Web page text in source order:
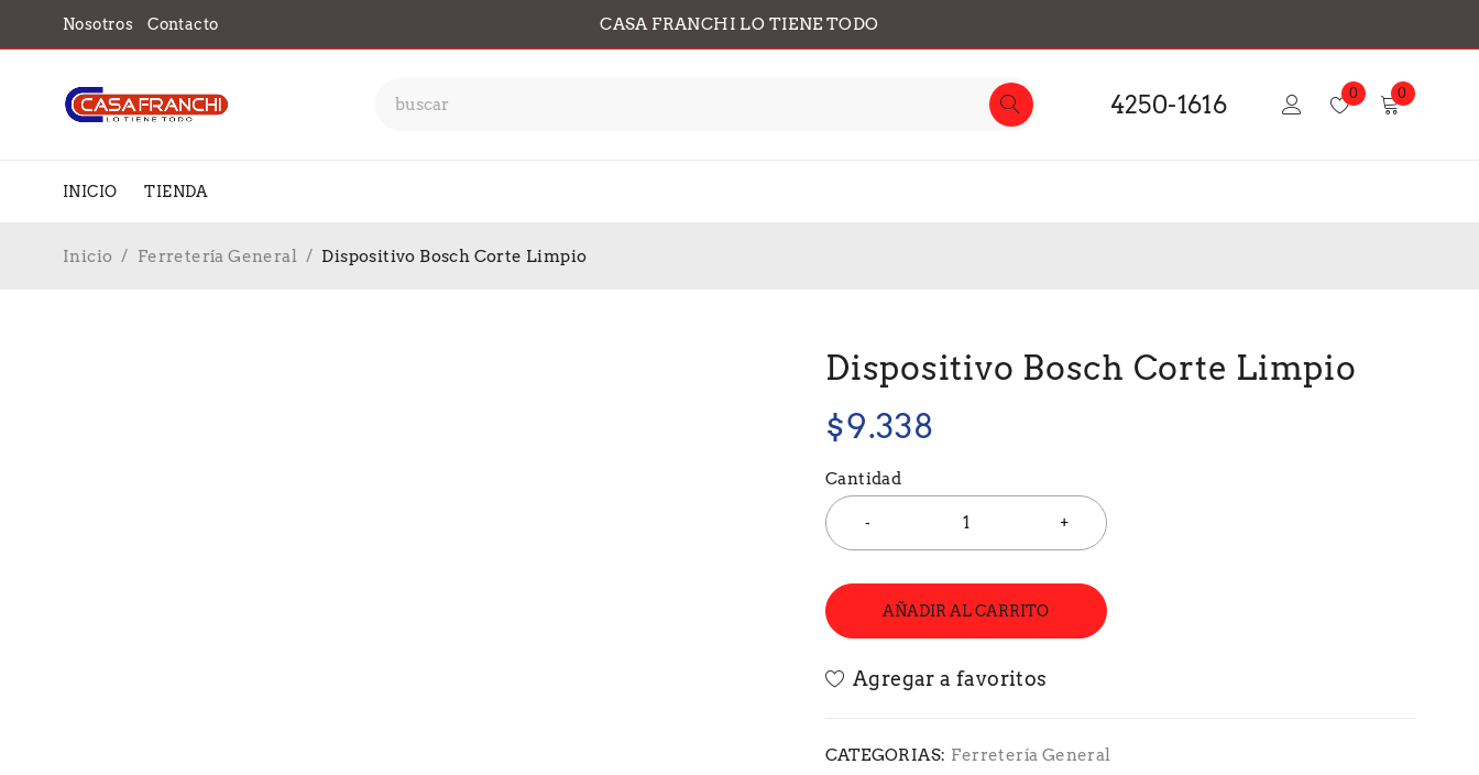
Nosotros Contacto CASA FRANCHI LO TIENE TODO
4250-1616 0 0
INICIO TIENDA
Inicio / Ferretería General / Dispositivo Bosch Corte Limpio
Dispositivo Bosch Corte Limpio
$9.338
Cantidad
AÑADIR AL CARRITO
CATEGORIAS: Ferretería General